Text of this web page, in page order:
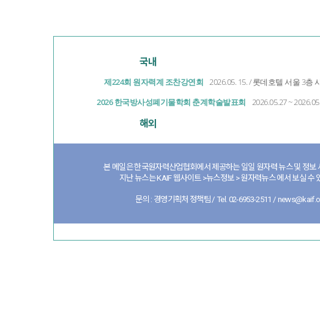
국내
제224회 원자력계 조찬강연회 2026.05. 15. / 롯데호텔 서울 3층
2026 한국방사성폐기물학회 춘계학술발표회
2026.05.27 ~
해외
본 메일은 한국원자력산업협회에서 제공하는 일일 원자력 뉴스 및 정보
지난 뉴스는 KAIF 웹사이트 >뉴스정보 > 원자력뉴스 에서 보실 수
문의 : 경영기획처 정책팀 / Tel. 02-6953-2511 /